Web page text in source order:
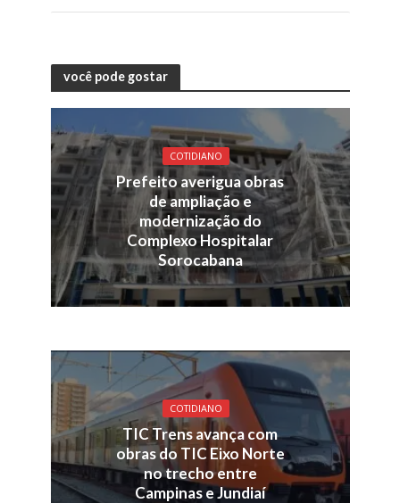
você pode gostar
COTIDIANO
Prefeito averigua obras
de ampliação e
modernização do
Complexo Hospitalar
Sorocabana
COTIDIANO
TIC Trens avança com
obras do TIC Eixo Norte
no trecho entre
Campinas e Jundiaí